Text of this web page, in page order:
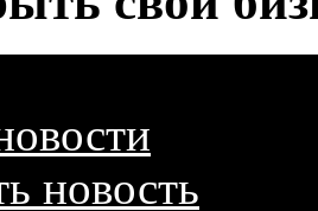
новость